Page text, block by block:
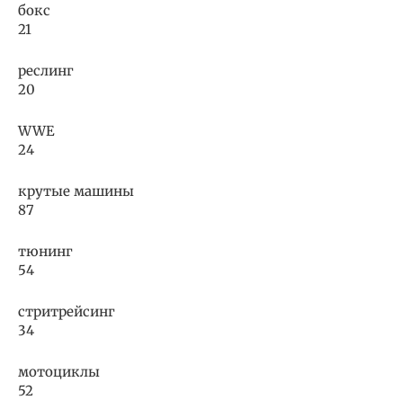
бокс
21
реслинг
20
WWE
24
крутые машины
87
тюнинг
54
стритрейсинг
34
мотоциклы
52